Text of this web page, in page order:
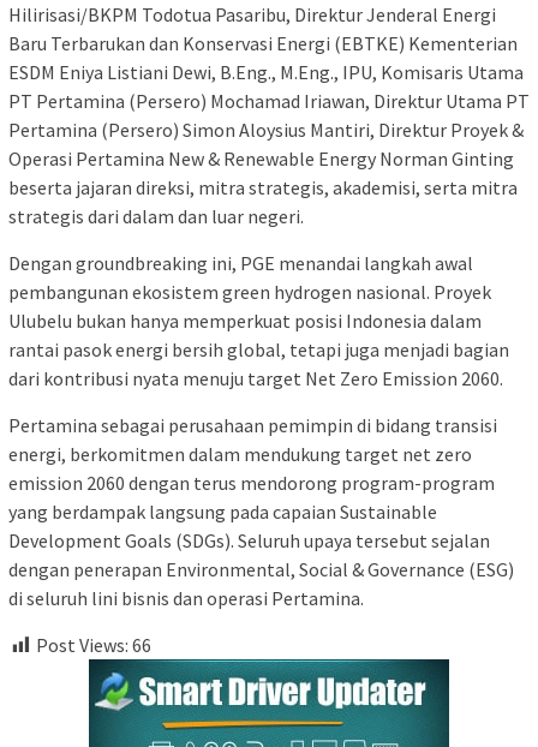
Hilirisasi/BKPM Todotua Pasaribu, Direktur Jenderal Energi
Baru Terbarukan dan Konservasi Energi (EBTKE) Kementerian
ESDM Eniya Listiani Dewi, B.Eng., M.Eng., IPU, Komisaris Utama
PT Pertamina (Persero) Mochamad Iriawan, Direktur Utama PT
Pertamina (Persero) Simon Aloysius Mantiri, Direktur Proyek &
Operasi Pertamina New & Renewable Energy Norman Ginting
beserta jajaran direksi, mitra strategis, akademisi, serta mitra
strategis dari dalam dan luar negeri.
Dengan groundbreaking ini, PGE menandai langkah awal
pembangunan ekosistem green hydrogen nasional. Proyek
Ulubelu bukan hanya memperkuat posisi Indonesia dalam
rantai pasok energi bersih global, tetapi juga menjadi bagian
dari kontribusi nyata menuju target Net Zero Emission 2060.
Pertamina sebagai perusahaan pemimpin di bidang transisi
energi, berkomitmen dalam mendukung target net zero
emission 2060 dengan terus mendorong program-program
yang berdampak langsung pada capaian Sustainable
Development Goals (SDGs). Seluruh upaya tersebut sejalan
dengan penerapan Environmental, Social & Governance (ESG)
di seluruh lini bisnis dan operasi Pertamina.
Post Views: 66